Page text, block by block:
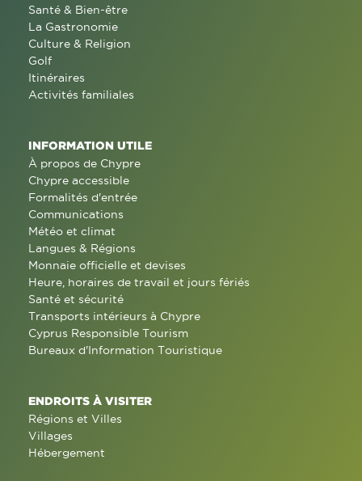
Santé & Bien-être
La Gastronomie
Culture & Religion
Golf
Itinéraires
Activités familiales
INFORMATION UTILE
À propos de Chypre
Chypre accessible
Formalités d'entrée
Communications
Météo et climat
Langues & Régions
Monnaie officielle et devises
Heure, horaires de travail et jours fériés
Santé et sécurité
Transports intérieurs à Chypre
Cyprus Responsible Tourism
Bureaux d'Information Touristique
ENDROITS À VISITER
Régions et Villes
Villages
Hébergement